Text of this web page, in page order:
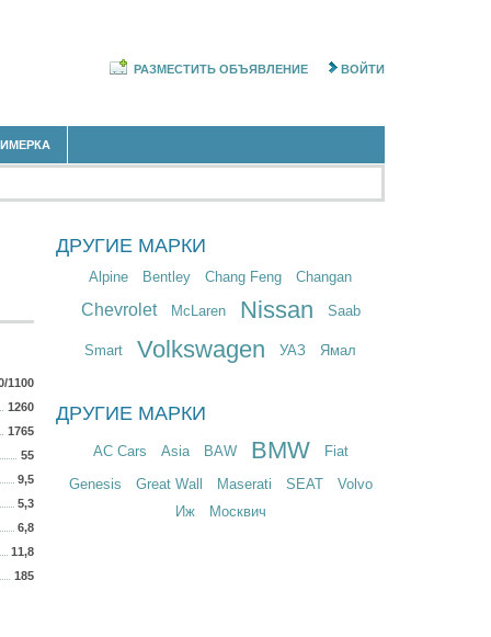
РАЗМЕСТИТЬ ОБЪЯВЛЕНИЕ ВОЙТИ
1100
1260
1765
55
9,5
5,3
6,8
11,8
185
ДРУГИЕ МАРКИ
Alpine Bentley Chang Feng Changan
Chevrolet McLaren Nissan Saab
Smart Volkswagen УАЗ Ямал
ДРУГИЕ МАРКИ
AC Cars Asia BAW BMW Fiat
Genesis Great Wall Maserati SEAT
Volvo
Иж
Москвич